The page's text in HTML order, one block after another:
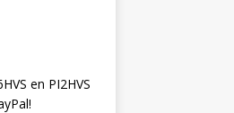
en PI2HVS